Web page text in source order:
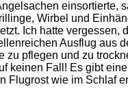
einsortierte,
Wirbel und
Ich hatte vergessen,
Ausflug aus
zu pflegen und zu
keinen Fall! Es gibt
Flugrost wie im Schlaf